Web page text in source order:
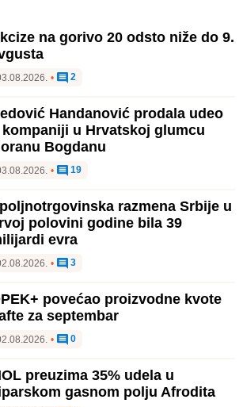
na gorivo 20 odsto niže do 9.
• 2
Handanović prodala udeo
kompaniji u Hrvatskoj glumcu
Bogdanu
• 19
razmena Srbije u
polovini godine bila 39
evra
• 3
povećao proizvodne kvote
za septembar
• 0
preuzima 35% udela u
gasnom polju Afrodita